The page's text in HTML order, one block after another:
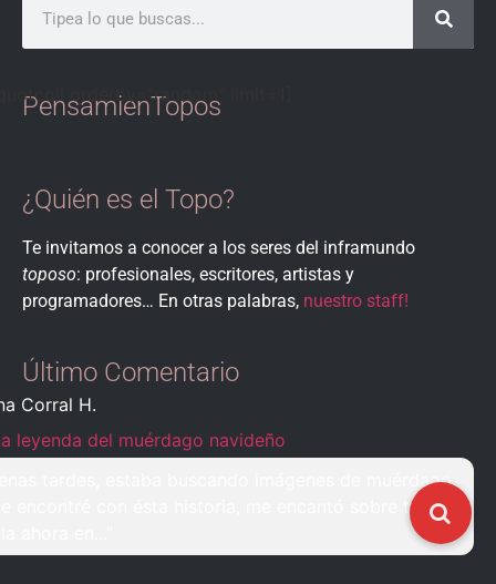
PensamienTopos
orderby="random" limit=1]
¿Quién es el Topo?
Te invitamos a conocer a los seres del inframundo
toposo: profesionales, escritores, artistas y
programadores… En otras palabras, nuestro staff!
Último Comentario
Corral H.
leyenda del muérdago navideño
tardes, estaba buscando imágenes de muérdago
encontré con ésta historia, me encantó sobre todo